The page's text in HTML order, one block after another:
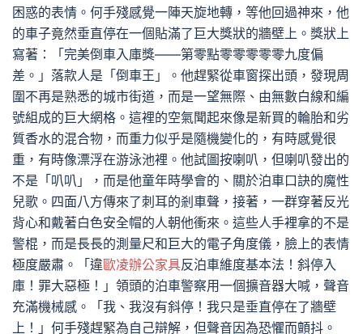
困惑的表情。何手殘感覺一陣天旋地轉，等他回過神來，他
的車子竟然垂直停在一個貼滿了巨大獎狀的牆壁上。獎狀上
寫著：「完美倒車入庫獎——第零點零零零零零九度偏
差。」落款人是「倒車王」。他趕緊從車窗探出頭，發現周
圍不再是熟悉的城市街道，而是一望無際、由無數白線和編
號組成的巨大網格。這裡的空氣聞起來像是新買的輪胎和劣
質香水的混合物，而重力似乎是隨機變化的，有時感覺很
重，有時像漂浮在游泳池裡。他試圖按喇叭，但喇叭發出的
不是「叭叭」，而是他童年時學會的、關於泊車口訣的魔性
兒歌。四面八方傳來了刺耳的剎車聲，接著，一群穿著反光
背心和戴著白色安全帽的人朝他衝來。這些人手裡拿的不是
警棍，而是長長的測量尺和巨大的電子角度儀，臉上的表情
極度嚴肅。「違歐凌辦公家具反泊車維度基本法！斜停入
庫！罪大惡極！」領頭的泊車警察用一個擴音器大喊，聲音
充滿機械感。「我、我沒有斜停！我只是垂直停在了牆壁
上！」何手殘趕緊為自己辯解，但聲音因為恐懼而顫抖。